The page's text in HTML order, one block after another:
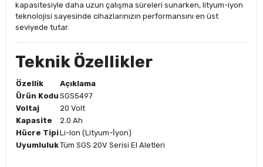
kapasitesiyle daha uzun çalışma süreleri sunarken, lityum-iyon
teknolojisi sayesinde cihazlarınızın performansını en üst
seviyede tutar.
Teknik Özellikler
Özellik
Açıklama
Ürün Kodu SGS5497
Voltaj
20 Volt
Kapasite
2.0 Ah
Hücre TipiLi-Ion (Lityum-İyon)
UyumlulukTüm SGS 20V Serisi El Aletleri